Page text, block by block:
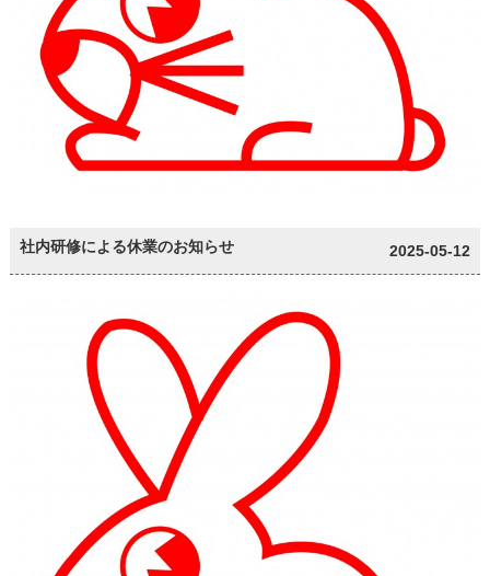
社内研修による休業のお知らせ 2025-05-12